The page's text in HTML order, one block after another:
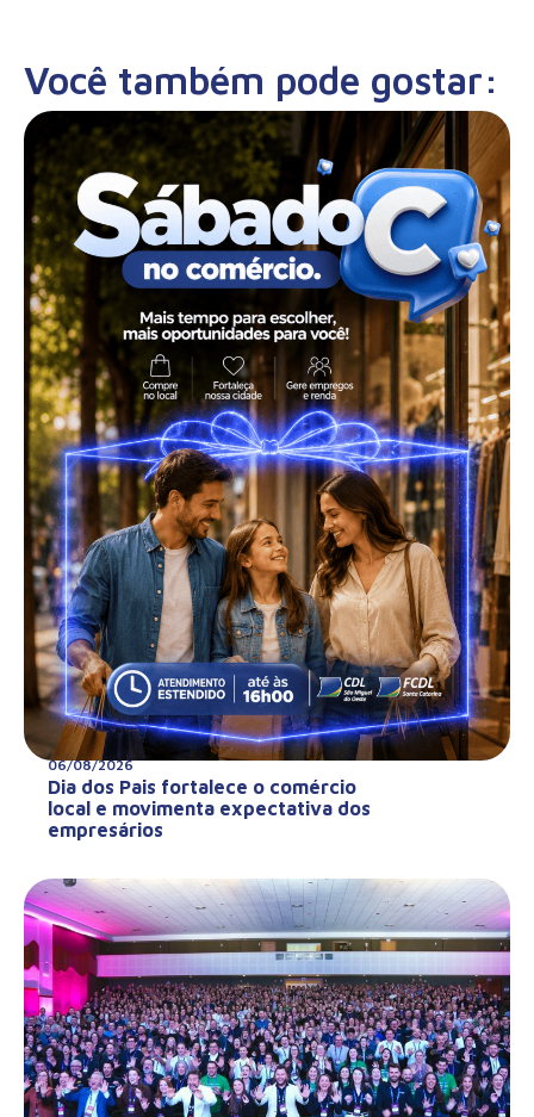
Você também pode gostar:
06/08/2026
Dia dos Pais fortalece o comércio
local e movimenta expectativa dos
empresários